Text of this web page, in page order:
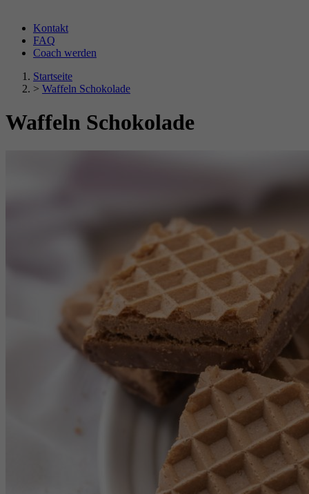
Kontakt
FAQ
Coach werden
Startseite
> Waffeln Schokolade
Waffeln Schokolade